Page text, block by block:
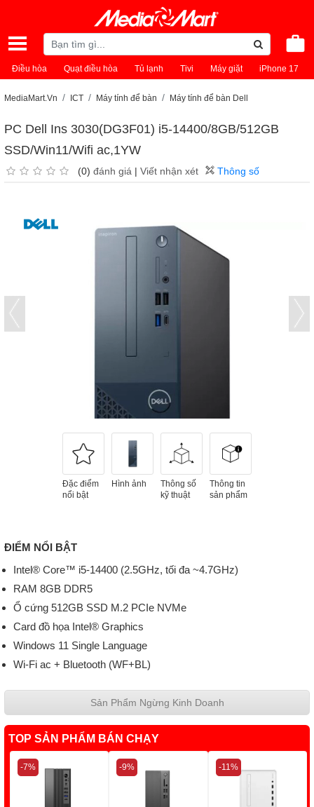
Điều hòa Quạt điều hòa Tủ lạnh Tivi Máy giặt iPhone 17
MediaMart.Vn ICT Máy tính để bàn Máy tính để bàn Dell
PC Dell Ins 3030(DG3F01) i5-14400/8GB/512GB
SSD/Win11/Wifi ac,1YW
(0) đánh giá | Viết nhận xét Thông số
Đặc điểm
nổi bật
Hình ảnh
Thông số
kỹ thuật
Thông tin
sản phẩm
ĐIỂM NỔI BẬT
Intel® Core™ i5-14400 (2.5GHz, tối đa ~4.7GHz)
RAM 8GB DDR5
Ổ cứng 512GB SSD M.2 PCIe NVMe
Card đồ họa Intel® Graphics
Windows 11 Single Language
Wi-Fi ac + Bluetooth (WF+BL)
Sản Phẩm Ngừng Kinh Doanh
TOP SẢN PHẨM BÁN CHẠY
-7% -9% -11%